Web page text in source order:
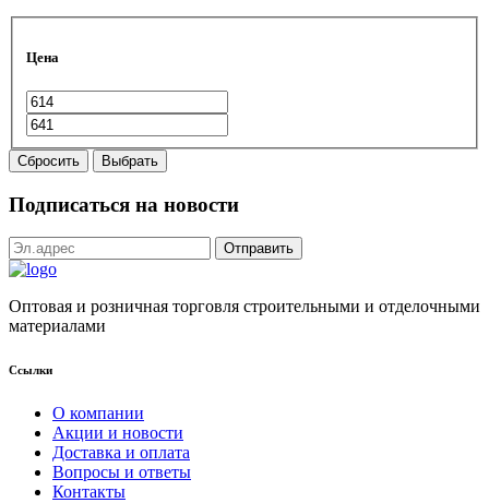
Цена
Сбросить Выбрать
Подписаться на новости
Оптовая и розничная торговля строительными и отделочными
материалами
Ссылки
О компании
Акции и новости
Доставка и оплата
Вопросы и ответы
Контакты